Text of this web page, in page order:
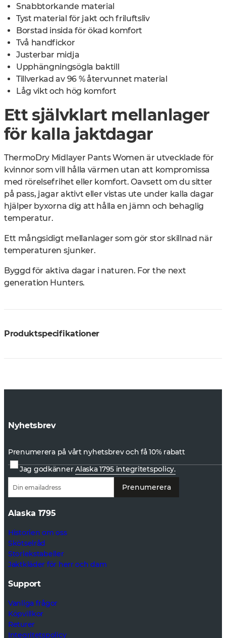
Snabbtorkande material
Tyst material för jakt och friluftsliv
Borstad insida för ökad komfort
Två handfickor
Justerbar midja
Upphängningsögla baktill
Tillverkad av 96 % återvunnet material
Låg vikt och hög komfort
Ett självklart mellanlager
för kalla jaktdagar
ThermoDry Midlayer Pants Women är utvecklade för
kvinnor som vill hålla värmen utan att kompromissa
med rörelsefrihet eller komfort. Oavsett om du sitter
på pass, jagar aktivt eller vistas ute under kalla dagar
hjälper byxorna dig att hålla en jämn och behaglig
temperatur.
Ett mångsidigt mellanlager som gör stor skillnad när
temperaturen sjunker.
Byggd för aktiva dagar i naturen. For the next
generation Hunters.
Produktspecifikationer
Nyhetsbrev
Prenumerera på vårt nyhetsbrev och få 10% rabatt
Jag godkännerAlaska 1795 integritetspolicy.
Prenumerera
Alaska 1795
Historien om oss
Skötselråd
Storlekstabeller
Jaktkläder för herr och dam
Support
Vanliga frågor
Köpvillkor
Returer
Integritetspolicy